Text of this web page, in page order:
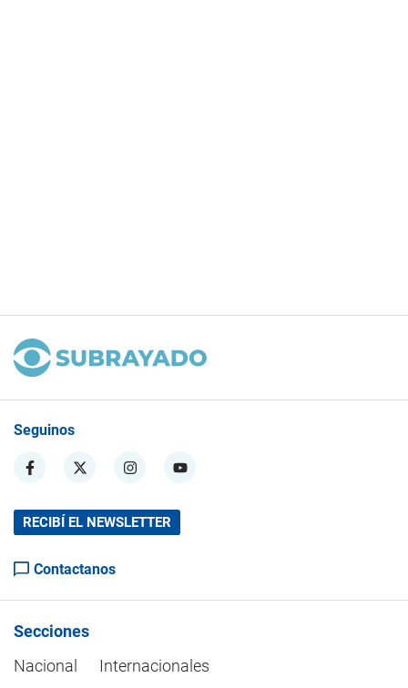
Seguinos
RECIBÍ EL NEWSLETTER
Contactanos
Secciones
Nacional
Internacionales